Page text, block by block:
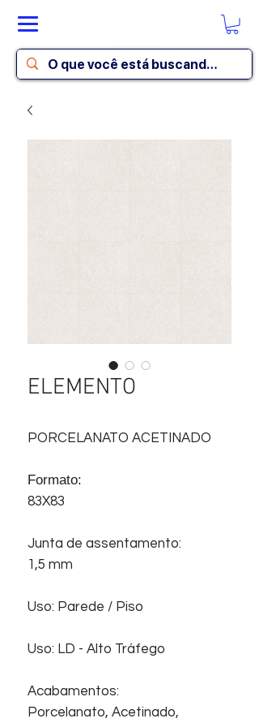
ELEMENTO
PORCELANATO ACETINADO
Formato:
83X83
Junta de assentamento:
1,5 mm
Uso: Parede / Piso
Uso: LD - Alto Tráfego
Acabamentos:
Porcelanato, Acetinado,